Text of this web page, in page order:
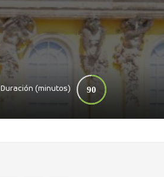
Duración (minutos) 90
0 140